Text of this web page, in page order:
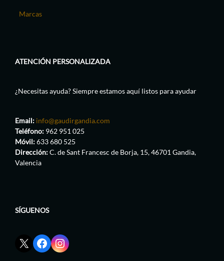
Marcas
ATENCIÓN PERSONALIZADA
¿Necesitas ayuda? Siempre estamos aquí listos para ayudar
Email: info@gaudirgandia.com
Teléfono: 962 951 025
Móvil:633 680 525
Dirección:C. de Sant Francesc de Borja, 15, 46701 Gandia,
Valencia
SÍGUENOS
Enlace
red
Enlace
de
Enlace